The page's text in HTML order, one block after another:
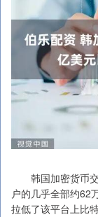
韩国加密货币交
户的几乎全部约62
拉低了该平台上比